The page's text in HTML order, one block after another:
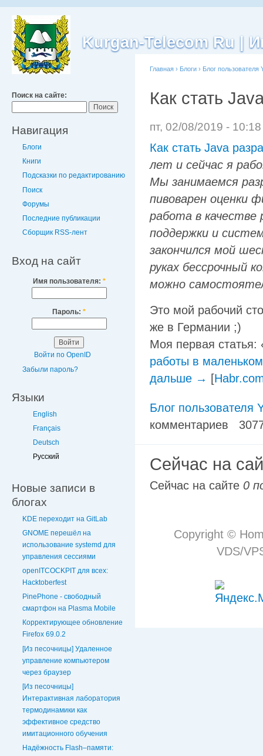
Kurgan-Telecom Ru |
Поиск на сайте:
Навигация
Блоги
Книги
Подсказки по редактированию
Поиск
Форумы
Последние публикации
Сборщик RSS-лент
Вход на сайт
Имя пользователя: *
Пароль: *
Войти по OpenID
Забыли пароль?
Языки
English
Français
Deutsch
Русский
Новые записи в
блогах
KDE переходит на GitLab
GNOME перешёл на
использование systemd для
управления сессиями
openITCOCKPIT для всех:
Hacktoberfest
PinePhone - свободный
смартфон на Plasma Mobile
Корректирующее обновление
Firefox 69.0.2
[Из песочницы] Удаленное
управление компьютером
через браузер
[Из песочницы]
Интерактивная лаборатория
термодинамики как
эффективное средство
имитационного обучения
Надёжность Flash–памяти:
Главная › Блоги › Блог пользователя
Как стать
пт, 02/08/2019 -
Как стать Java
лет и сейчас я
Мы занимаемся
пивоварен оценки
работа в качестве
поддержки и
закончился мой
руках бессрочный
можно
Это мой рабочий
же в Германии ;)
Моя первая статья:
работы в
дальше → [
Блог пользователя
комментариев
Сейчас на
Сейчас на сайте 0
Copyright ©
VDS/